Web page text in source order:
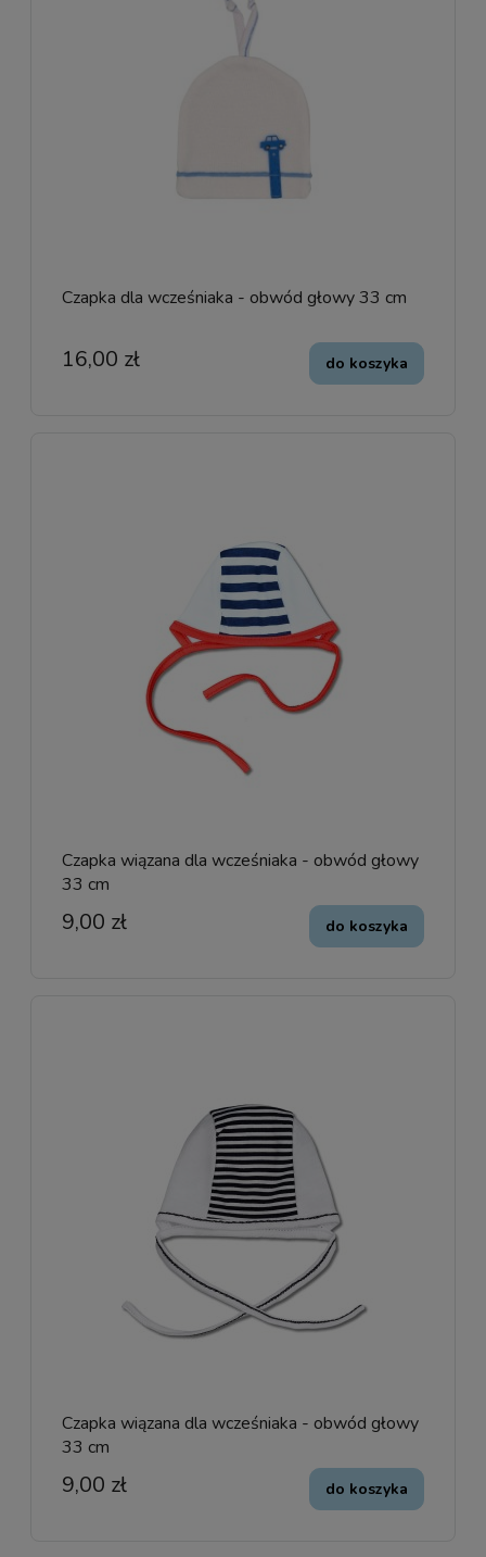
Czapka dla wcześniaka - obwód głowy 33 cm
16,00 zł do koszyka
Czapka wiązana dla wcześniaka - obwód głowy
33 cm
9,00 zł do koszyka
Czapka wiązana dla wcześniaka - obwód głowy
33 cm
9,00 zł do koszyka